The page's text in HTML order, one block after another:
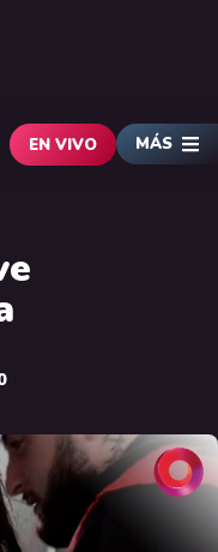
EN VIVO MÁS